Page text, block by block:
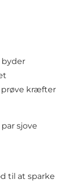
byder
prøve kræfter
sjove
til at sparke